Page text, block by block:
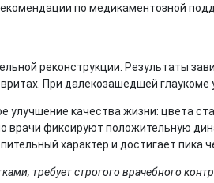
по медикаментозной
реконструкции. Результаты
При далекозашедшей глаукоме
качества жизни: цвета
фиксируют положительную
характер и достигает пика
требует строгого врачебного